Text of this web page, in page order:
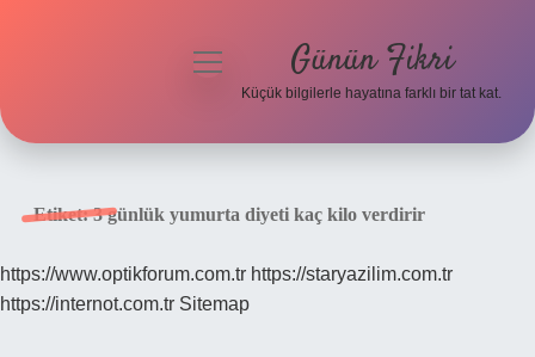
Hakkımızda
menüyü
Günün Fikri
Küçük bilgilerle hayatına farklı bir tat kat.
Etiket:3 günlük yumurta diyeti kaç kilo verdirir
https://www.optikforum.com.tr https://staryazilim.com.tr
https://internot.com.tr Sitemap